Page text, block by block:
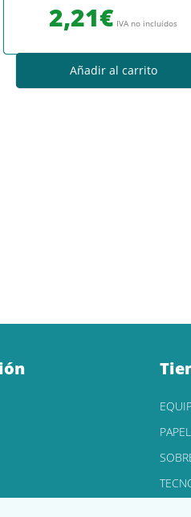
2,21€ IVA no incluidos
Añadir al carrito